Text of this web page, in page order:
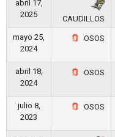
abril 17,
2025
CAUDILLOS
mayo 25,
2024
OSOS
abril 18,
2024
OSOS
julio 8,
2023
OSOS